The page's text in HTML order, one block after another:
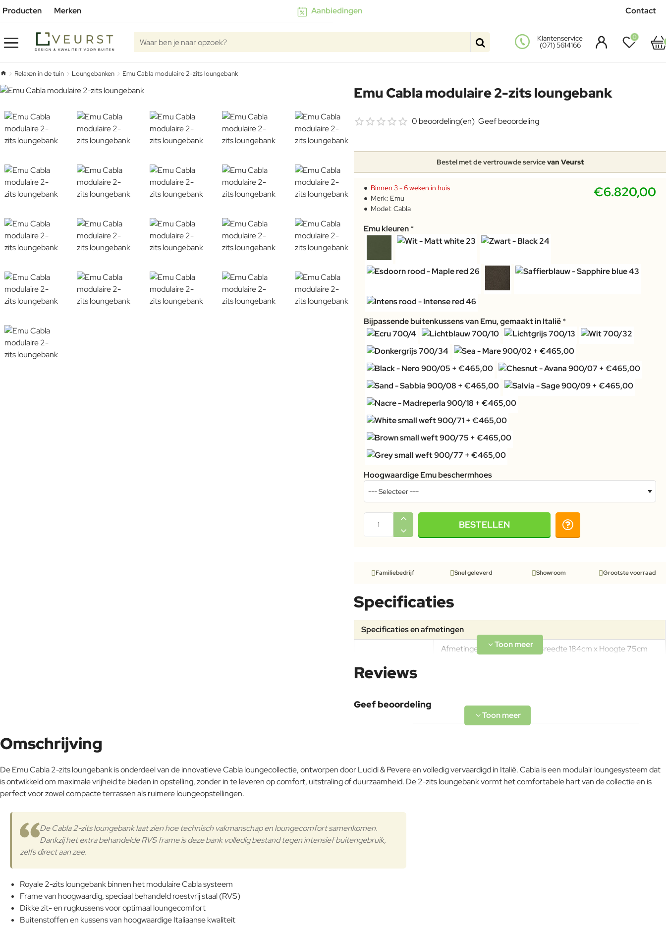
Producten Merken Aanbiedingen Contact
Waar ben je naar opzoek?
Klantenservice
(071) 5614166
0
Relaxen in de tuin Loungebanken Emu Cabla modulaire 2-zits loungebank
Emu Cabla modulaire 2-zits loungebank
Bestel met de vertrouwde servicevan Veurst
0 beoordeling(en) Geef beoordeling
€6.820,00
Binnen 3 - 6 weken in huis
Merk: Emu
Model: Cabla
Emu kleuren
Bijpassende buitenkussens van Emu, gemaakt in Italië
Hoogwaardige Emu beschermhoes
BESTELLEN
Familiebedrijf Snel geleverd Showroom Grootste voorraad
Specificaties
Specificaties en afmetingen
Afmetingen: Diepte 88cm x Breedte 184cm x Hoogte 75cm
RVS, buitengewoon geschikt voor een koud en vochtig klimaat
met grote temperatuurschommelingen. Op passende wijze
Om het product lange tijd in uitstekende staat te houden,
Reviews
Geef beoordeling
Waardering:
Waardering:
Omschrijving
De Emu Cabla 2-zits loungebank is onderdeel van de innovatieve Cabla loungecollectie, ontworpen door Lucidi & Pevere en volledig vervaardigd in Italië. Cabla is een modulair loungesysteem dat
is ontwikkeld om maximale vrijheid te bieden in opstelling, zonder in te leveren op comfort, uitstraling of duurzaamheid. De 2-zits loungebank vormt het comfortabele hart van de collectie en is
perfect voor zowel compacte terrassen als ruimere loungeopstellingen.
De Cabla 2-zits loungebank laat zien hoe technisch vakmanschap en loungecomfort samenkomen.
Dankzij het extra behandelde RVS frame is deze bank volledig bestand tegen intensief buitengebruik,
zelfs direct aan zee.
Royale 2-zits loungebank binnen het modulaire Cabla systeem
Frame van hoogwaardig, speciaal behandeld roestvrij staal (RVS)
Dikke zit- en rugkussens voor optimaal loungecomfort
Buitenstoffen en kussens van hoogwaardige Italiaanse kwaliteit